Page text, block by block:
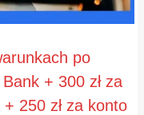
po
+ 300 zł za
250 zł za konto